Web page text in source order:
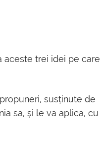
aceste trei idei pe care
susținute de
sa, și le va aplica, cu